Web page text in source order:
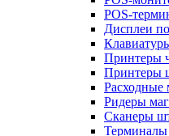
POS-
Дисплеи
Принтеры
Принтеры
Расходные
Ридеры
Сканеры
Терминалы